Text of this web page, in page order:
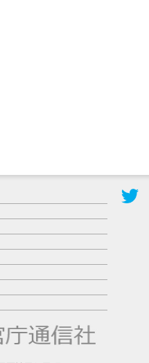
県警等と大
規模災害時
連携協定を
締結し...
2026年7月27
日更新